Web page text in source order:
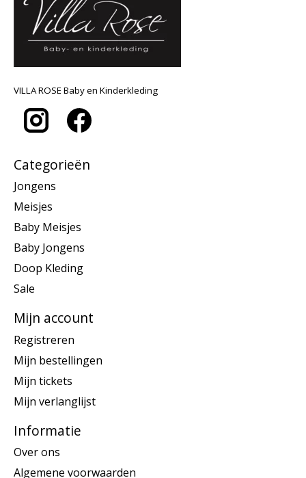
VILLA ROSE Baby en Kinderkleding
Categorieën
Jongens
Meisjes
Baby Meisjes
Baby Jongens
Doop Kleding
Sale
Mijn account
Registreren
Mijn bestellingen
Mijn tickets
Mijn verlanglijst
Informatie
Over ons
Algemene voorwaarden